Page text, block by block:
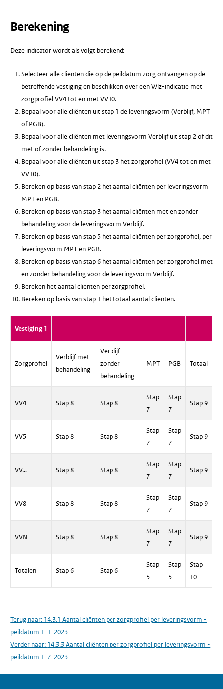
Berekening
Deze indicator wordt als volgt berekend:
Selecteer alle cliënten die op de peildatum zorg ontvangen op de
betreffende vestiging en beschikken over een Wlz-indicatie met
zorgprofiel VV4 tot en met VV10.
Bepaal voor alle cliënten uit stap 1 de leveringsvorm (Verblijf, MPT
of PGB).
Bepaal voor alle cliënten met leveringsvorm Verblijf uit stap 2 of dit
met of zonder behandeling is.
Bepaal voor alle cliënten uit stap 3 het zorgprofiel (VV4 tot en met
VV10).
Bereken op basis van stap 2 het aantal cliënten per leveringsvorm
MPT en PGB.
Bereken op basis van stap 3 het aantal cliënten met en zonder
behandeling voor de leveringsvorm Verblijf.
Bereken op basis van stap 5 het aantal cliënten per zorgprofiel, per
leveringsvorm MPT en PGB.
Bereken op basis van stap 6 het aantal cliënten per zorgprofiel met
en zonder behandeling voor de leveringsvorm Verblijf.
Bereken het aantal clienten per zorgprofiel.
Bereken op basis van stap 1 het totaal aantal cliënten.
Vestiging 1
Zorgprofiel
Verblijf met
behandeling
Verblijf
zonder
behandeling
MPT PGB Totaal
VV4 Stap 8 Stap 8
Stap
7
Stap
7
Stap 9
VV5 Stap 8 Stap 8
Stap
7
Stap
7
Stap 9
VV… Stap 8 Stap 8
Stap
7
Stap
7
Stap 9
VV8 Stap 8 Stap 8
Stap
7
Stap
7
Stap 9
VVN Stap 8 Stap 8
Stap
7
Stap
7
Stap 9
Totalen Stap 6 Stap 6
Stap
5
Stap
5
Stap
10
Terug naar: 14.3.1 Aantal cliënten per zorgprofiel per leveringsvorm -
peildatum 1-1-2023
Verder naar: 14.3.3 Aantal cliënten per zorgprofiel per leveringsvorm -
peildatum 1-7-2023